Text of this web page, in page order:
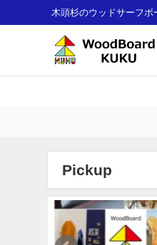
木頭杉のウッドサーフ
Pickup